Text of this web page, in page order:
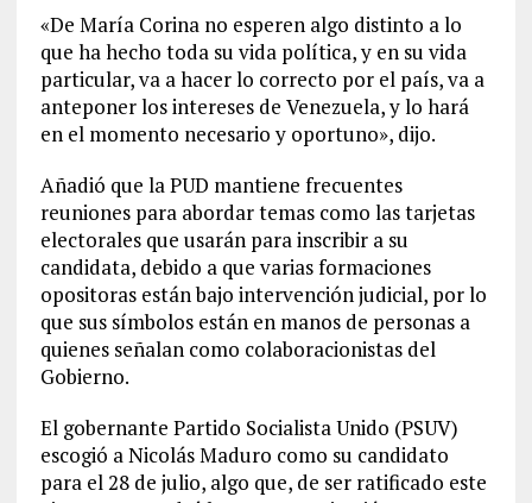
«De María Corina no esperen algo distinto a lo
que ha hecho toda su vida política, y en su vida
particular, va a hacer lo correcto por el país, va a
anteponer los intereses de Venezuela, y lo hará
en el momento necesario y oportuno», dijo.
Añadió que la PUD mantiene frecuentes
reuniones para abordar temas como las tarjetas
electorales que usarán para inscribir a su
candidata, debido a que varias formaciones
opositoras están bajo intervención judicial, por lo
que sus símbolos están en manos de personas a
quienes señalan como colaboracionistas del
Gobierno.
El gobernante Partido Socialista Unido (PSUV)
escogió a Nicolás Maduro como su candidato
para el 28 de julio, algo que, de ser ratificado este